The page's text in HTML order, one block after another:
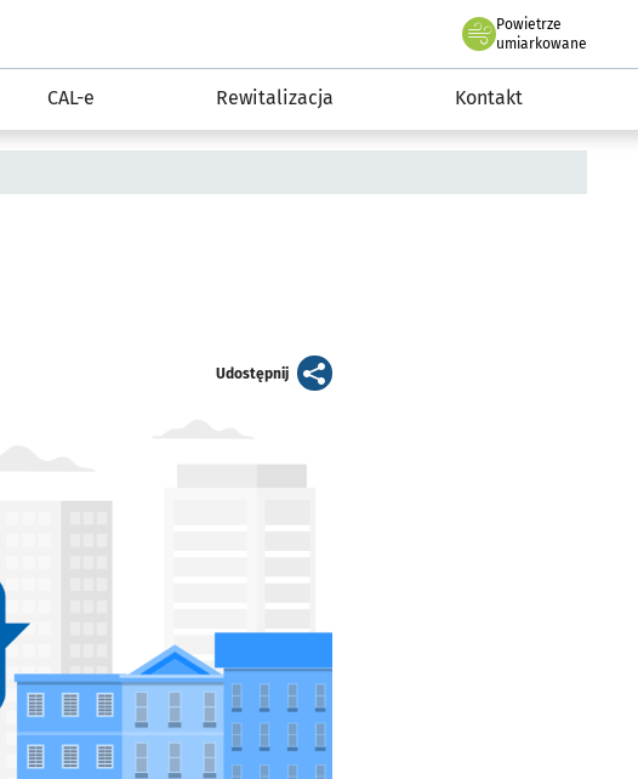
Rozmawia
Powietrze
we Wrocławiu
umiarkowane
CAL-e Rewitalizacja Kontakt
Udostępnijartykuł